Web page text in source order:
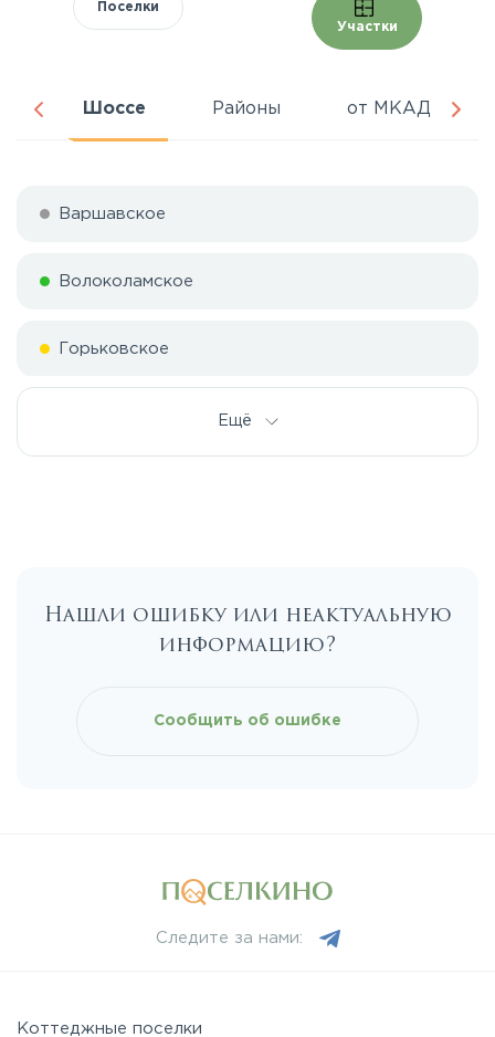
Поселки
Участки
Шоссе Районы от МКАД
Варшавское
Волоколамское
Горьковское
Каширское
Новорижское
Ещё
Нашли ошибку или неактуальную
информацию?
Сообщить об ошибке
Следите за нами:
Коттеджные поселки